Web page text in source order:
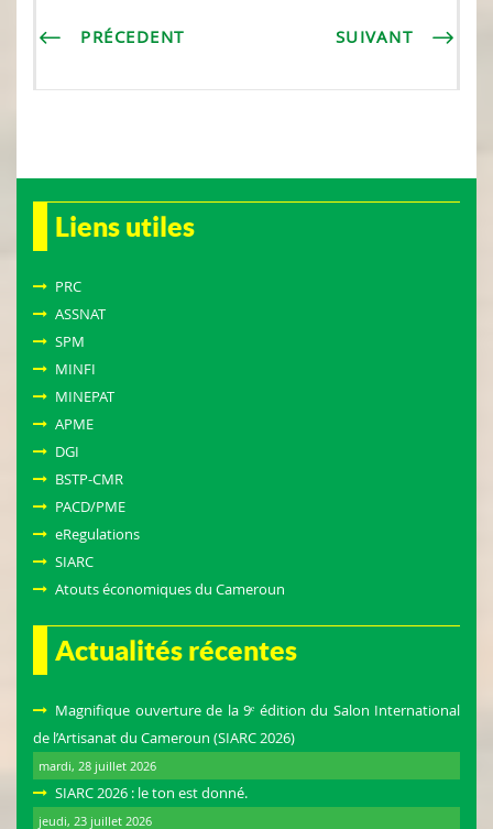
PRÉCEDENT SUIVANT
Liens utiles
PRC
ASSNAT
SPM
MINFI
MINEPAT
APME
DGI
BSTP-CMR
PACD/PME
eRegulations
SIARC
Atouts économiques du Cameroun
Actualités récentes
Magnifique ouverture de la 9ᵉ édition du Salon International
de l’Artisanat du Cameroun (SIARC 2026)
mardi, 28 juillet 2026
SIARC 2026 : le ton est donné.
jeudi, 23 juillet 2026